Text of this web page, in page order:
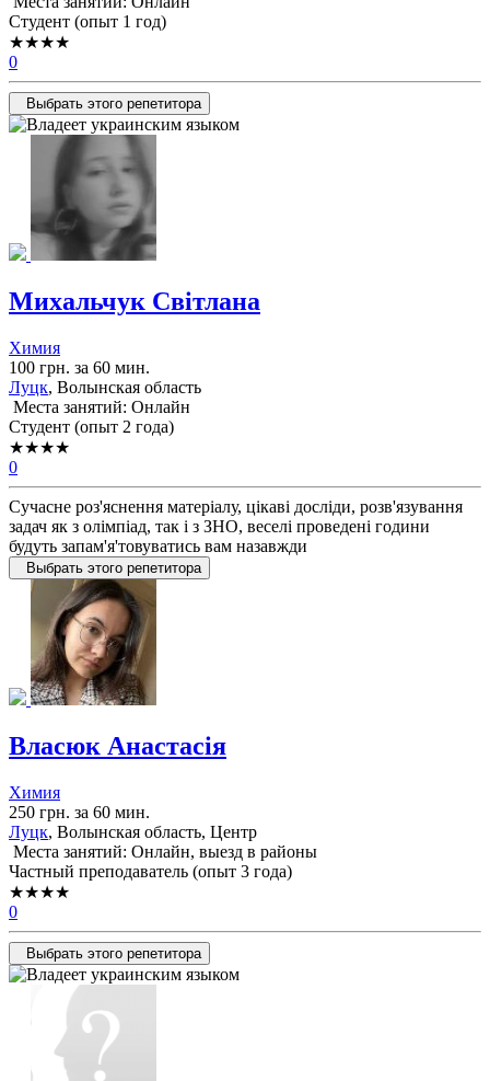
Cтудент (опыт 1 год)
★★★★
0
Выбрать этого репетитора
Михальчук Світлана
Химия
100 грн. за 60 мин.
Луцк, Волынская область
Места занятий: Онлайн
Cтудент (опыт 2 года)
★★★★
0
Сучасне роз'яснення матеріалу, цікаві досліди, розв'язування
задач як з олімпіад, так і з ЗНО, веселі проведені години
будуть запам'я'товуватись вам назавжди
Выбрать этого репетитора
Власюк Анастасія
Химия
250 грн. за 60 мин.
Луцк, Волынская область, Центр
Места занятий: Онлайн, выезд в районы
Частный преподаватель (опыт 3 года)
★★★★
0
Выбрать этого репетитора